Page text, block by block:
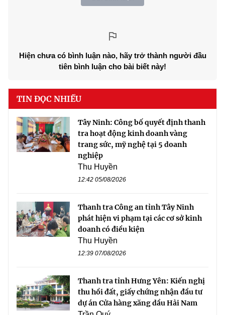
Hiện chưa có bình luận nào, hãy trở thành người đầu
tiên bình luận cho bài biết này!
TIN ĐỌC NHIỀU
Tây Ninh: Công bố quyết định thanh
tra hoạt động kinh doanh vàng
trang sức, mỹ nghệ tại 5 doanh
nghiệp
Thu Huyền
12:42 05/08/2026
Thanh tra Công an tỉnh Tây Ninh
phát hiện vi phạm tại các cơ sở kinh
doanh có điều kiện
Thu Huyền
12:39 07/08/2026
Thanh tra tỉnh Hưng Yên: Kiến nghị
thu hồi đất, giấy chứng nhận đầu tư
dự án Cửa hàng xăng dầu Hải Nam